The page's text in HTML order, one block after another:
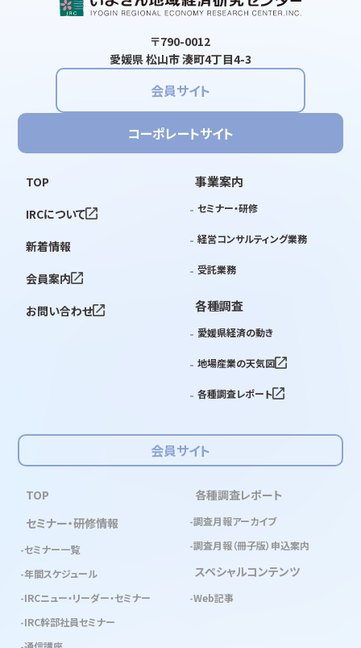
〒790-0012
愛媛県 松山市 湊町4丁目4-3
会員サイト
コーポレートサイト
TOP
IRCについて
新着情報
会員案内
お問い合わせ
事業案内
セミナー・研修
経営コンサルティング業務
受託業務
各種調査
愛媛県経済の動き
地場産業の天気図
各種調査レポート
会員サイト
TOP
セミナー・研修情報
セミナー一覧
年間スケジュール
IRCニュー・リーダー・セミナー
IRC幹部社員セミナー
各種調査レポート
調査月報アーカイブ
調査月報（冊子版）申込案内
スペシャルコンテンツ
Web記事